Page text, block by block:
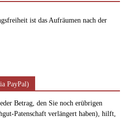
ist das Aufräumen nach der
PayPal)
Betrag, den Sie noch erübrigen
Patenschaft verlängert haben), hilft,